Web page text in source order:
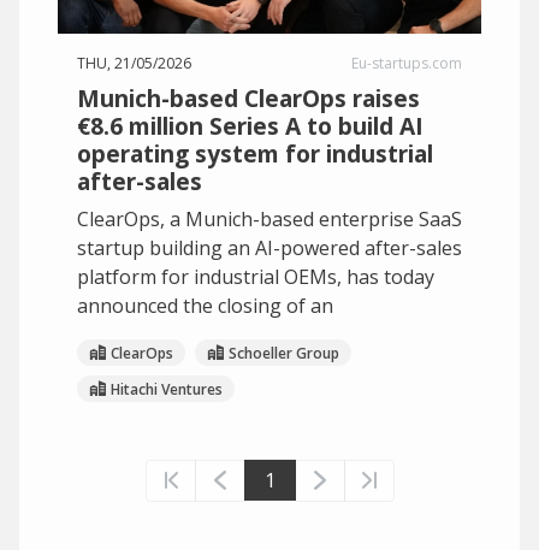
THU, 21/05/2026 Eu-startups.com
Munich-based ClearOps raises
€8.6 million Series A to build AI
operating system for industrial
after-sales
ClearOps, a Munich-based enterprise SaaS
startup building an AI-powered after-sales
platform for industrial OEMs, has today
announced the closing of an
ClearOps
Schoeller Group
Hitachi Ventures
1